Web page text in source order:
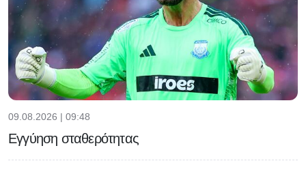
09.08.2026 | 09:48
Εγγύηση σταθερότητας